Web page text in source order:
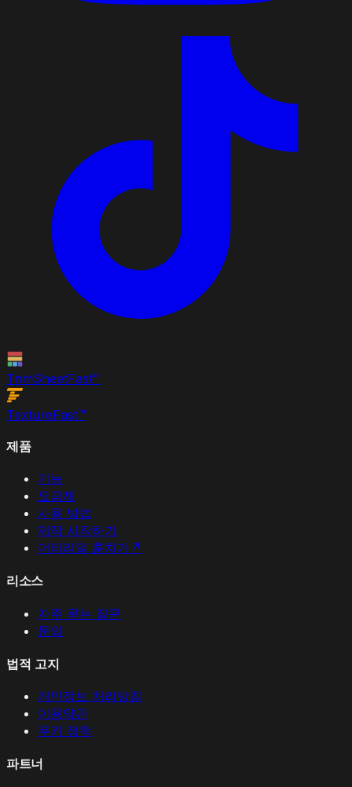
TrimSheetFast™
TextureFast™
제품
기능
요금제
사용 방법
제작 시작하기
머티리얼 훔치기 ↗
리소스
자주 묻는 질문
문의
법적 고지
개인정보 처리방침
이용약관
쿠키 정책
파트너